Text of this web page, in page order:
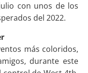
con unos de los
del 2022.
más coloridos,
durante este